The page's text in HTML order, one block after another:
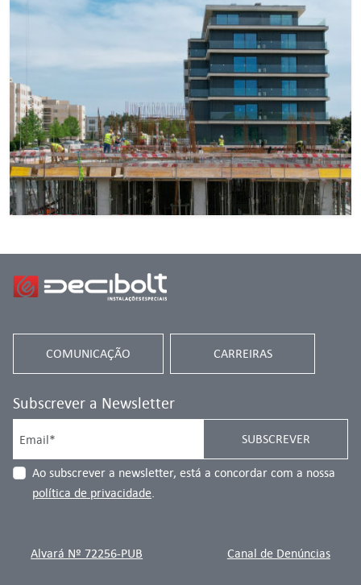
COMUNICAÇÃO CARREIRAS
Subscrever a Newsletter
SUBSCREVER
Ao subscrever a newsletter, está a concordar com a nossa
política de privacidade.
Alvará Nº 72256-PUB Canal de Denúncias